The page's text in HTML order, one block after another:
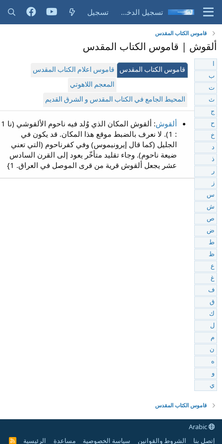
تسجيل الدخول تسجيل
قاموس الكتاب المقدس
ألقوش | قاموس الكتاب المقدس
قاموس الكتاب المقدس
قاموس اعلام الكتاب المقدس
المعجم اللاهوتي
المحيط الجامع في الكتاب المقدس و الشرق القديم
ألقوش
: ألقوش المكان الذي وُلد فيه ناحوم الألقوشي (نا 1
: 1). لا نعرف بالضبط موقع هذا المكان. قد يكون في
الجليل (كما قال إيرونيموس) وفي كفرناحوم (التي تعني
ضيعة ناحوم). وجاء تقليد متأخّر يعود إلى القرن السادس
عشر يجعل ألقوش قرية من قرى الموصل في العراق. 1}
ب
ت
ث
ج
ح
خ
د
ذ
ر
ز
س
ش
ص
ض
ط
ظ
ع
غ
ف
ق
ك
ل
م
ن
ه
و
ي
قاموس الكتاب المقدس
إتصل بنا
الشروط والقوانين سياسة الخصوصية مساعدة الرئيسية
R